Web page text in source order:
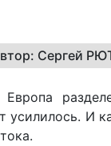
Сергей
усилилось. И